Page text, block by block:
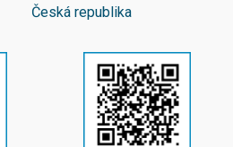
Česká republika